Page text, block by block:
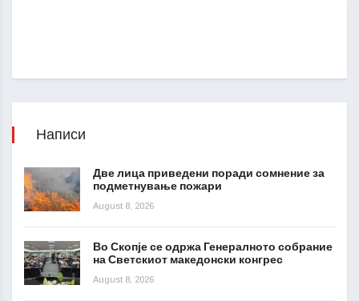
Написи
Две лица приведени поради сомнение за
подметнување пожари
August 8, 2026
Во Скопје се одржа Генералното собрание
на Светскиот македонски конгрес
August 8, 2026